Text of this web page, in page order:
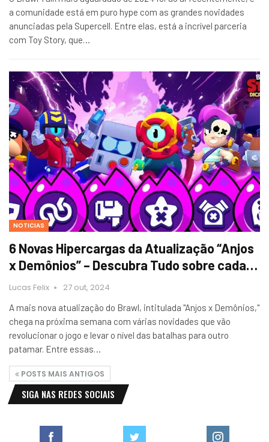
a comunidade está em puro hype com as grandes novidades
anunciadas pela Supercell. Entre elas, está a incrível parceria
com Toy Story, que…
NOTICIAS
6 Novas Hipercargas da Atualização “Anjos
x Demônios” – Descubra Tudo sobre cada…
Lucas Felix 27 out, 2024
A mais nova atualização do Brawl, intitulada "Anjos x Demônios,"
chega na próxima semana com várias novidades que vão
revolucionar o jogo e levar o nível das batalhas para outro
patamar. Entre essas…
POSTS MAIS ANTIGOS
SIGA NAS REDES SOCIAIS